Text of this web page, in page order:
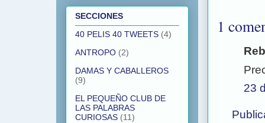
1
23
SECCIONES
40 PELIS 40 TWEETS (4)
ANTROPO (2)
DAMAS Y CABALLEROS
(9)
EL PEQUEÑO CLUB DE
LAS PALABRAS
CURIOSAS (11)